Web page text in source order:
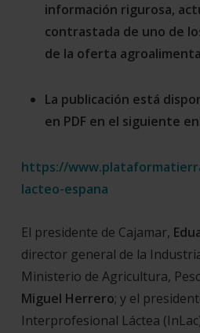
información rigurosa,
contrastada de uno de
de la oferta
La publicación está
en PDF en el siguiente
https://
lacteo-espana
El presidente de Cajamar,
director general de la
Ministerio de Agricultura,
Miguel Herrero; y el
Interprofesional Láctea